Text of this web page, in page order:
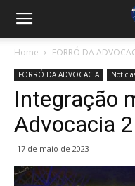
Home FORRÓ DA
FORRÓ DA ADVOCACIA
Integração
Advocacia
17 de maio de 2023